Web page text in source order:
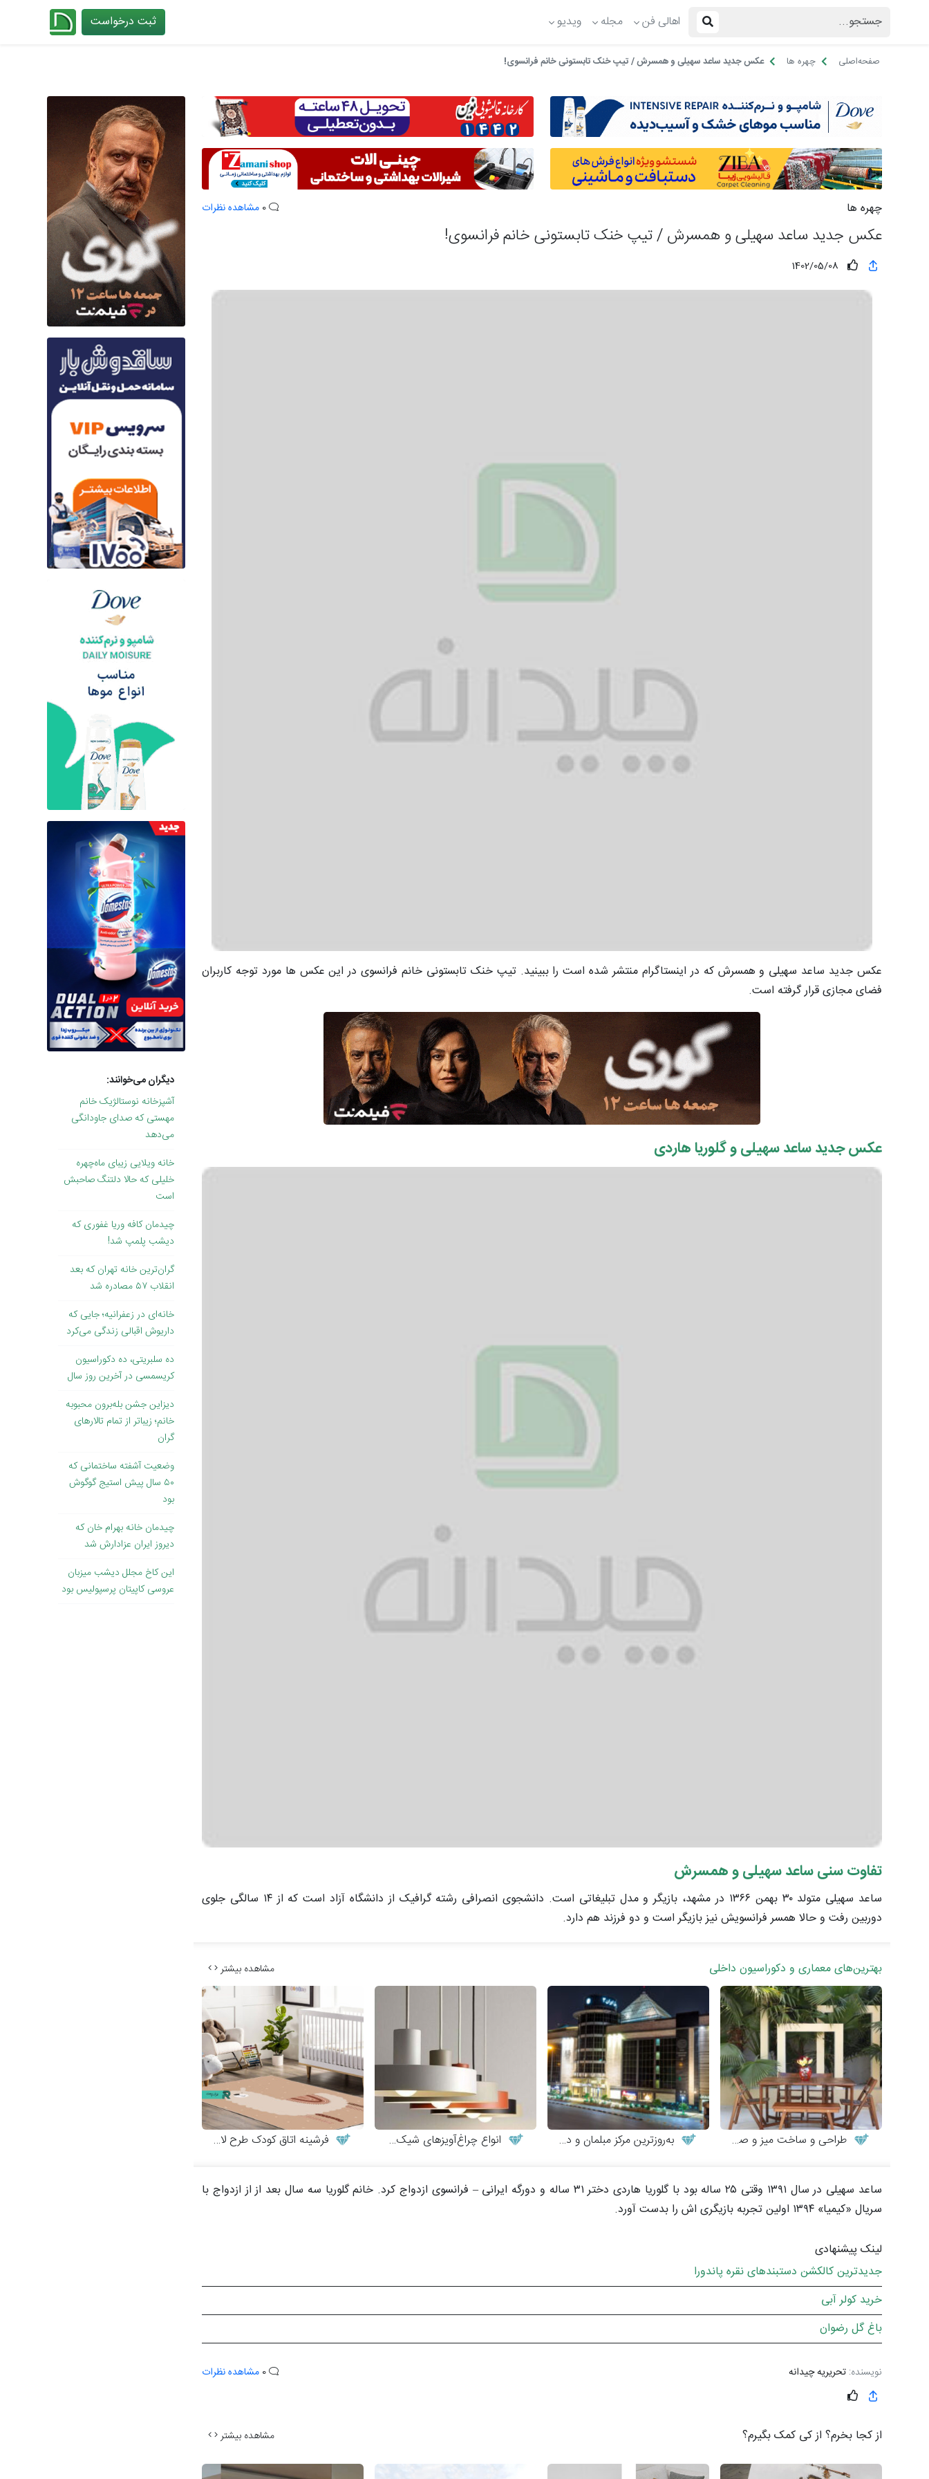
اهالی فن مجله ویدیو ثبت درخواست
صفحه‌اصلی چهره ها عکس جدید ساعد سهیلی و همسرش / تیپ خنک تابستونی خانم فرانسوی!
چهره ها مشاهده نظرات
عکس جدید ساعد سهیلی و همسرش / تیپ خنک تابستونی خانم فرانسوی!
1402/05/08
عکس جدید ساعد سهیلی و همسرش که در اینستاگرام منتشر شده است را ببینید. تیپ خنک تابستونی خانم فرانسوی در این عکس ها مورد توجه کاربران
فضای مجازی قرار گرفته است.
عکس جدید ساعد سهیلی و گلوریا هاردی
تفاوت سنی ساعد سهیلی و همسرش
ساعد سهیلی متولد ۳۰ بهمن ۱۳۶۶ در مشهد، بازیگر و مدل تبلیغاتی است. دانشجوی انصرافی رشته گرافیک از دانشگاه آزاد است که از ۱۴ سالگی جلوی
دوربین رفت و حالا همسر فرانسویش نیز بازیگر است و دو فرزند هم دارد.
بهترین‌های معماری و دکوراسیون داخلی مشاهده بیشتر
طراحی و ساخت میز و صندلی چوبی به‌روزترین مرکز مبلمان و دکوراسیون انواع چراغ‌آویزهای شیک و مدرن فرشینه اتاق کودک طرح لاما
ساعد سهیلی در سال ۱۳۹۱ وقتی ۲۵ ساله بود با گلوریا هاردی دختر ۳۱ ساله و دورگه ایرانی – فرانسوی ازدواج کرد. خانم گلوریا سه سال بعد از از ازدواج با
سریال «کیمیا» ۱۳۹۴ اولین تجربه بازیگری اش را بدست آورد.
لینک پیشنهادی
جدیدترین کالکشن دستبندهای نقره پاندورا
خرید کولر آبی
باغ گل رضوان
نویسنده: تحریریه چیدانه مشاهده نظرات
از کجا بخرم؟ از کی کمک بگیرم؟ مشاهده بیشتر
دیگران می‌خوانند:
آشپزخانه نوستالژیک خانم
مهستی که صدای جاودانگی
می‌دهد
خانه ویلایی زیبای ماه‌چهره
خلیلی که حالا دلتنگ صاحبش
است
چیدمان کافه وریا غفوری که
دیشب پلمپ شد!
گران‌ترین خانه تهران که بعد
انقلاب ۵۷ مصادره شد
خانه‌ای در زعفرانیه؛ جایی که
داریوش اقبالی زندگی می‌کرد
ده سلبریتی، ده دکوراسیون
کریسمسی در آخرین روز سال
دیزاین جشن بله‌برون محبوبه
خانم؛ زیباتر از تمام تالارهای
گران
وضعیت آشفته ساختمانی که
۵۰ سال پیش استیج گوگوش
بود
چیدمان خانه بهرام خان که
دیروز ایران عزادارش شد
این کاخ مجلل دیشب میزبان
عروسی کاپیتان پرسپولیس بود